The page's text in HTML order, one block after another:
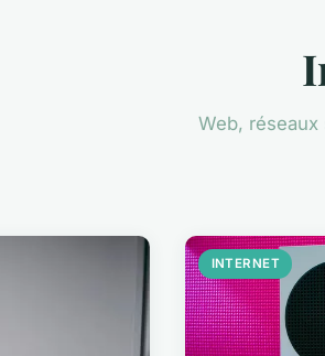
Web,
INTERNET